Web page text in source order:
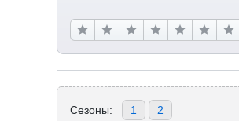
Сезоны: 1 2